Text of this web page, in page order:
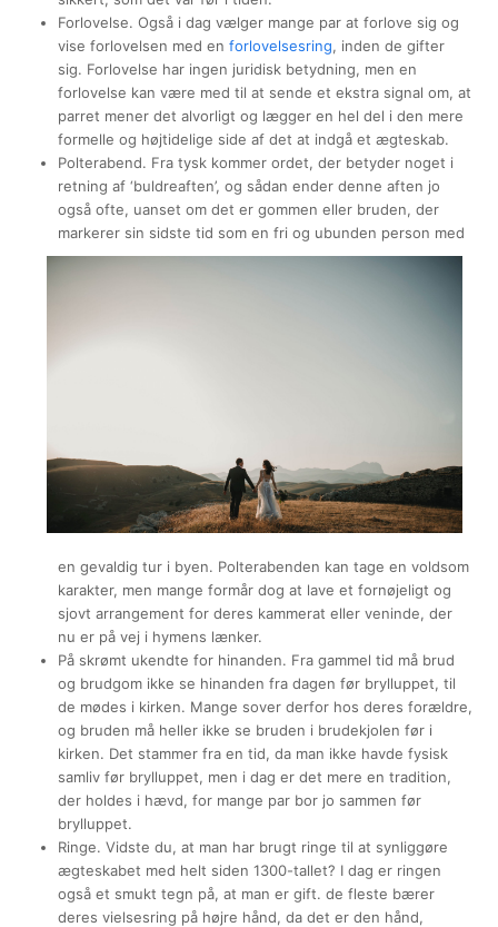
Forlovelse. Også i dag vælger mange par at forlove sig og
vise forlovelsen med enforlovelsesring, inden de gifter
sig. Forlovelse har ingen juridisk betydning, men en
forlovelse kan være med til at sende et ekstra signal om, at
parret mener det alvorligt og lægger en hel del i den mere
formelle og højtidelige side af det at indgå et ægteskab.
Polterabend. Fra tysk kommer ordet, der betyder noget i
retning af ‘buldreaften’, og sådan ender denne aften jo
også ofte, uanset om det er gommen eller bruden, der
markerer sin sidste tid som en fri og ubunden person med
en gevaldig tur i byen. Polterabenden kan tage en voldsom
karakter, men mange formår dog at lave et fornøjeligt og
sjovt arrangement for deres kammerat eller veninde, der
nu er på vej i hymens lænker.
På skrømt ukendte for hinanden. Fra gammel tid må brud
og brudgom ikke se hinanden fra dagen før brylluppet, til
de mødes i kirken. Mange sover derfor hos deres forældre,
og bruden må heller ikke se bruden i brudekjolen før i
kirken. Det stammer fra en tid, da man ikke havde fysisk
samliv før brylluppet, men i dag er det mere en tradition,
der holdes i hævd, for mange par bor jo sammen før
brylluppet.
Ringe. Vidste du, at man har brugt ringe til at synliggøre
ægteskabet med helt siden 1300-tallet? I dag er ringen
også et smukt tegn på, at man er gift. de fleste bærer
deres vielsesring på højre hånd, da det er den hånd,